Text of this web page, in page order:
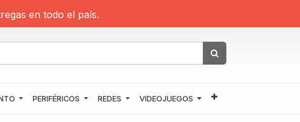
en todo el país.
PERIFÉRICOS REDES VIDEOJUEGOS